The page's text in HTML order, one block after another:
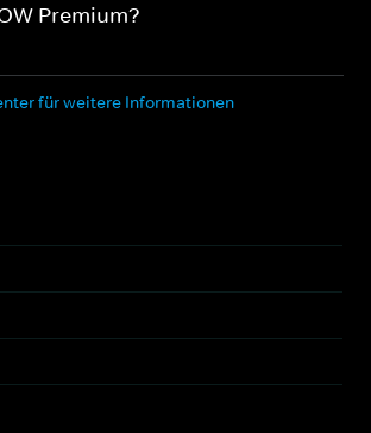
Premium?
für weitere Informationen